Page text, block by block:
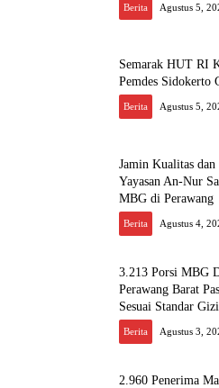
Berita Agustus 5,
Semarak HUT RI
Pemdes Sidokerto
Berita Agustus 5,
Jamin Kualitas
Yayasan An-Nur
MBG di Perawang
Berita Agustus 4,
3.213 Porsi MBG
Perawang Barat
Sesuai Standar Gizi
Berita Agustus 3,
2.960 Penerima